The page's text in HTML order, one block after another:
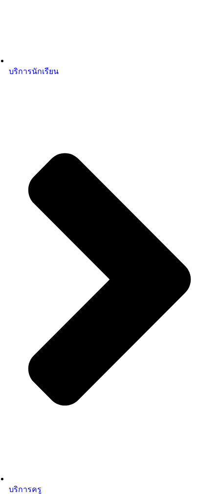
บริการนักเรียน
บริการครู